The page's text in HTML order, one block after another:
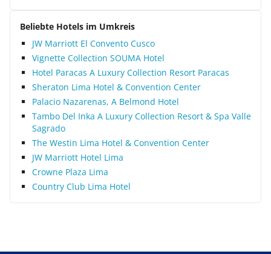
Beliebte Hotels im Umkreis
JW Marriott El Convento Cusco
Vignette Collection SOUMA Hotel
Hotel Paracas A Luxury Collection Resort Paracas
Sheraton Lima Hotel & Convention Center
Palacio Nazarenas, A Belmond Hotel
Tambo Del Inka A Luxury Collection Resort & Spa Valle
Sagrado
The Westin Lima Hotel & Convention Center
JW Marriott Hotel Lima
Crowne Plaza Lima
Country Club Lima Hotel